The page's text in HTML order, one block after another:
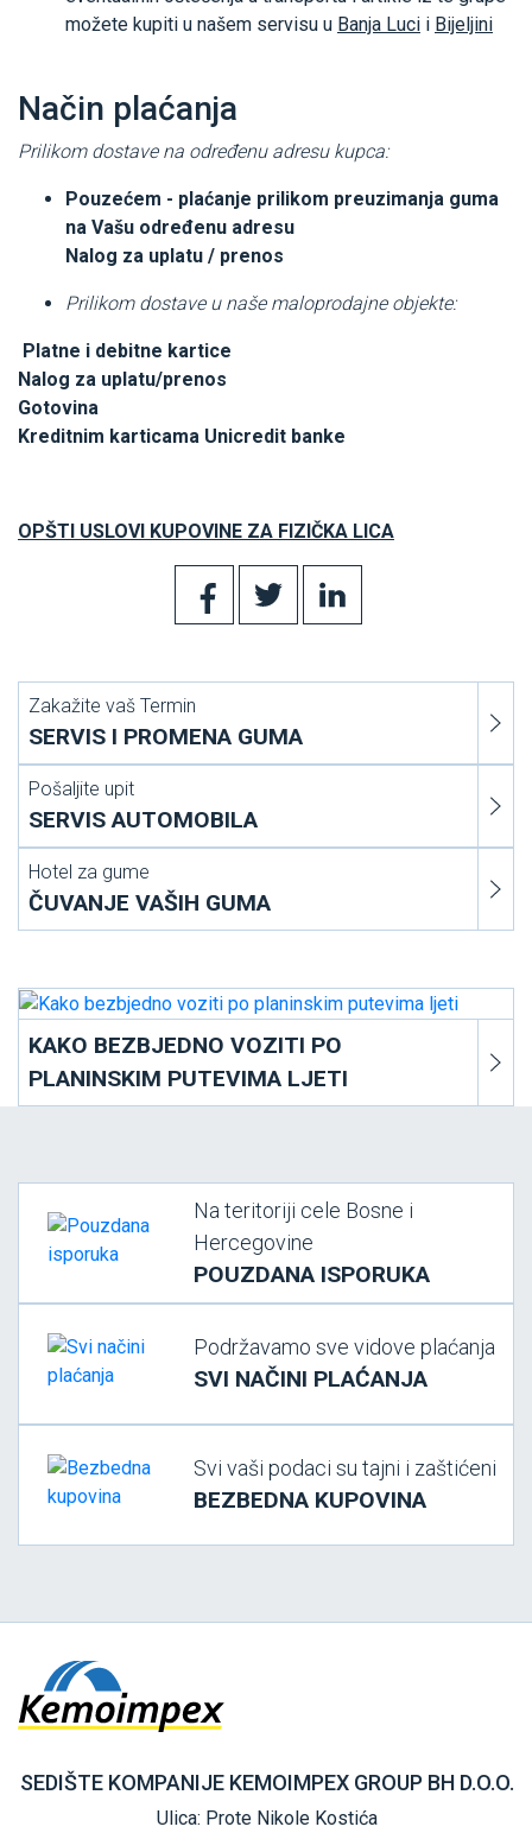
možete kupiti u našem servisu u Banja Luci i Bijeljini
Način plaćanja
Prilikom dostave na određenu adresu kupca:
Pouzećem - plaćanje prilikom preuzimanja guma
na Vašu određenu adresu
Nalog za uplatu / prenos
Prilikom dostave u naše maloprodajne objekte:
Platne i debitne kartice
Nalog za uplatu/prenos
Gotovina
Kreditnim karticama Unicredit banke
OPŠTI USLOVI KUPOVINE ZA FIZIČKA LICA
Zakažite vaš Termin
SERVIS I PROMENA GUMA
Pošaljite upit
SERVIS AUTOMOBILA
Hotel za gume
ČUVANJE VAŠIH GUMA
KAKO BEZBJEDNO VOZITI PO
PLANINSKIM PUTEVIMA LJETI
Na teritoriji cele Bosne i
Hercegovine
POUZDANA ISPORUKA
Podržavamo sve vidove plaćanja
SVI NAČINI PLAĆANJA
Svi vaši podaci su tajni i zaštićeni
BEZBEDNA KUPOVINA
SEDIŠTE KOMPANIJE KEMOIMPEX GROUP BH D.O.O.
Ulica: Prote Nikole Kostića